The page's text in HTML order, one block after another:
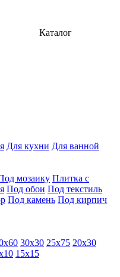
Каталог
Для кухни Для ванной
мозаику Плитка с
Под обои Под текстиль
Под камень Под кирпич
30х30 25х75 20х30
15х15